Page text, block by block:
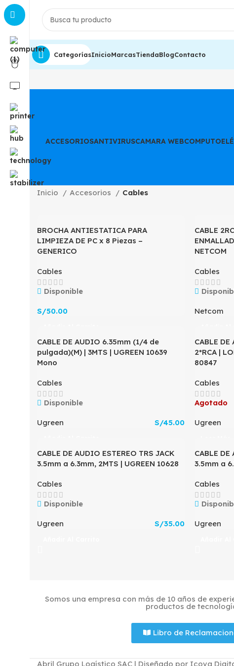
CategoríasInicioMarcasTiendaBlogContacto
ACCESORIOSANTIVIRUSCAMARA WEBCOMPUTO
Inicio Accesorios Cables
BROCHA ANTIESTATICA PARA
LIMPIEZA DE PC x 8 Piezas –
GENERICO
Cables
Disponible
S/50.00
CABLE
NETCOM
Cables
Netcom
CABLE DE AUDIO 6.35mm (1/4 de
pulgada)(M) | 3MTS | UGREEN 10639
Mono
Cables
Disponible
Ugreen S/45.00
CABLE
2*RCA |
80847
Cables
Agotado
Ugreen
CABLE DE AUDIO ESTEREO TRS JACK
3.5mm a 6.3mm, 2MTS | UGREEN 10628
Cables
Disponible
Ugreen S/35.00
CABLE DE
3.5mm a
Cables
Ugreen
Somos una empresa con más de 10 años de
productos de
Libro de
Abril Grupo Logístico SAC | Diseñado por Icova